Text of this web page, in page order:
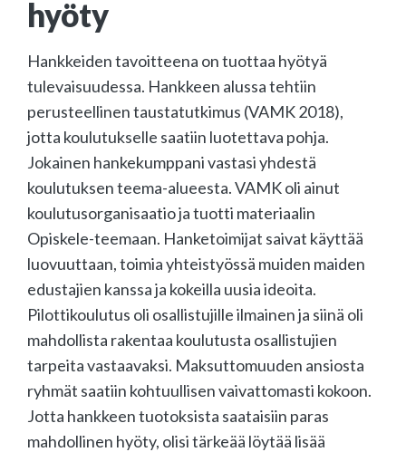
hyöty
Hankkeiden tavoitteena on tuottaa hyötyä
tulevaisuudessa. Hankkeen alussa tehtiin
perusteellinen taustatutkimus (VAMK 2018),
jotta koulutukselle saatiin luotettava pohja.
Jokainen hankekumppani vastasi yhdestä
koulutuksen teema-alueesta. VAMK oli ainut
koulutusorganisaatio ja tuotti materiaalin
Opiskele-teemaan. Hanketoimijat saivat käyttää
luovuuttaan, toimia yhteistyössä muiden maiden
edustajien kanssa ja kokeilla uusia ideoita.
Pilottikoulutus oli osallistujille ilmainen ja siinä oli
mahdollista rakentaa koulutusta osallistujien
tarpeita vastaavaksi. Maksuttomuuden ansiosta
ryhmät saatiin kohtuullisen vaivattomasti kokoon.
Jotta hankkeen tuotoksista saataisiin paras
mahdollinen hyöty, olisi tärkeää löytää lisää